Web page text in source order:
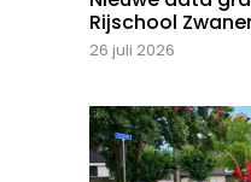
Rijschool
26 juli 2026